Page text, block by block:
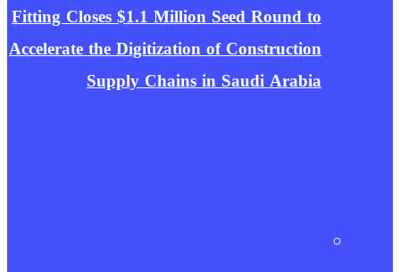
Fitting Closes $1.1 Million Seed Round to
Accelerate the Digitization of Construction
Supply Chains in Saudi Arabia